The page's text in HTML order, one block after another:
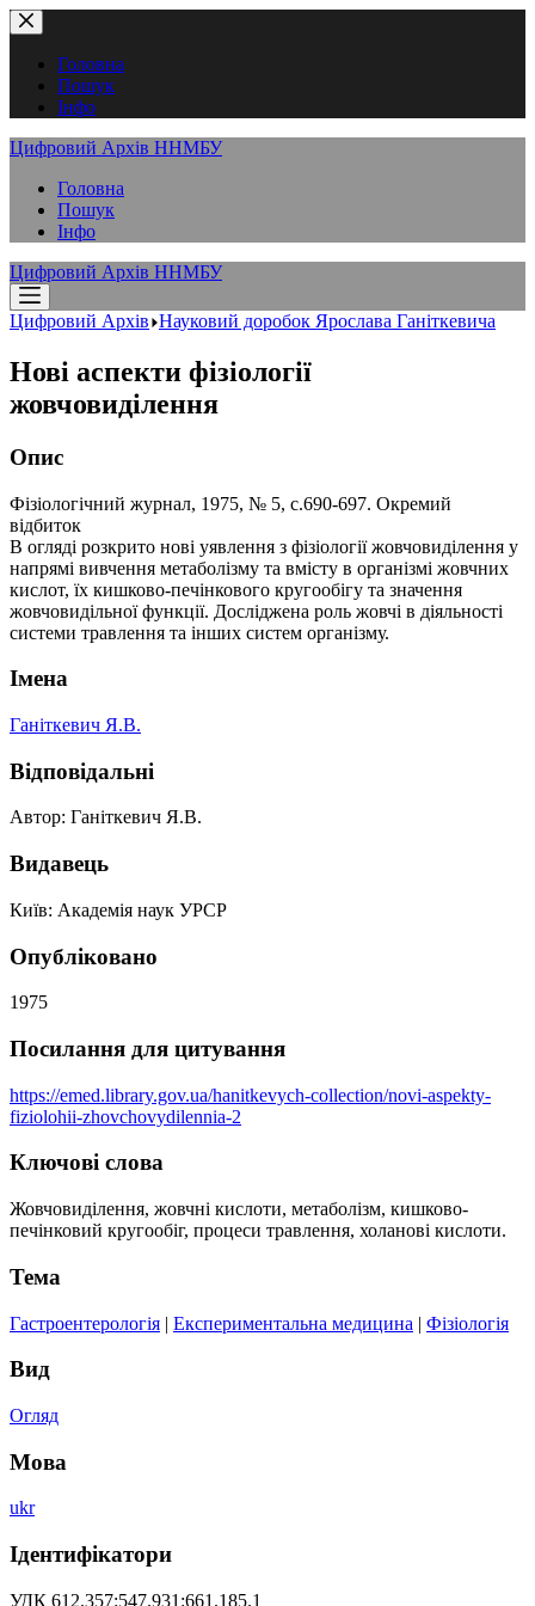
Перейти
до
вмістуГоловна
Пошук
Інфо
Цифровий Архів ННМБУ
Головна
Пошук
Інфо
Цифровий Архів ННМБУ
Цифровий Архів Науковий доробок Ярослава Ганіткевича
Нові аспекти фізіології
жовчовиділення
Опис
Фізіологічний журнал, 1975, № 5, с.690-697. Окремий
відбиток
В огляді розкрито нові уявлення з фізіології жовчовиділення у
напрямі вивчення метаболізму та вмісту в організмі жовчних
кислот, їх кишково-печінкового кругообігу та значення
жовчовидільної функції. Досліджена роль жовчі в діяльності
системи травлення та інших систем організму.
Імена
Ганіткевич Я.В.
Відповідальні
Автор: Ганіткевич Я.В.
Видавець
Київ: Академія наук УРСР
Опубліковано
1975
Посилання для цитування
https://emed.library.gov.ua/hanitkevych-collection/novi-aspekty-
fiziolohii-zhovchovydilennia-2
Ключові слова
Жовчовиділення, жовчні кислоти, метаболізм, кишково-
печінковий кругообіг, процеси травлення, холанові кислоти.
Тема
Гастроентерологія | Експериментальна медицина | Фізіологія
Вид
Огляд
Мова
ukr
Ідентифікатори
УДК 612.357:547.931:661.185.1